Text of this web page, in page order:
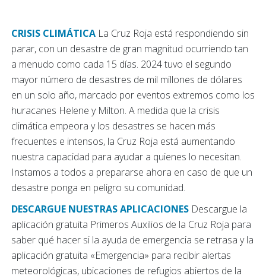
CRISIS CLIMÁTICA La Cruz Roja está respondiendo sin
parar, con un desastre de gran magnitud ocurriendo tan
a menudo como cada 15 días. 2024 tuvo el segundo
mayor número de desastres de mil millones de dólares
en un solo año, marcado por eventos extremos como los
huracanes Helene y Milton. A medida que la crisis
climática empeora y los desastres se hacen más
frecuentes e intensos, la Cruz Roja está aumentando
nuestra capacidad para ayudar a quienes lo necesitan.
Instamos a todos a prepararse ahora en caso de que un
desastre ponga en peligro su comunidad.
DESCARGUE NUESTRAS APLICACIONES Descargue la
aplicación gratuita Primeros Auxilios de la Cruz Roja para
saber qué hacer si la ayuda de emergencia se retrasa y la
aplicación gratuita «Emergencia» para recibir alertas
meteorológicas, ubicaciones de refugios abiertos de la